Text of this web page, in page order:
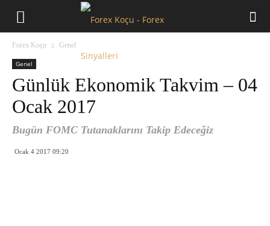
Forex Koçu Genel
Genel
Günlük Ekonomik Takvim – 04
Ocak 2017
Bugün FOMC Tutanaklarını Takip Edeceğiz
Ocak 4 2017 09:20